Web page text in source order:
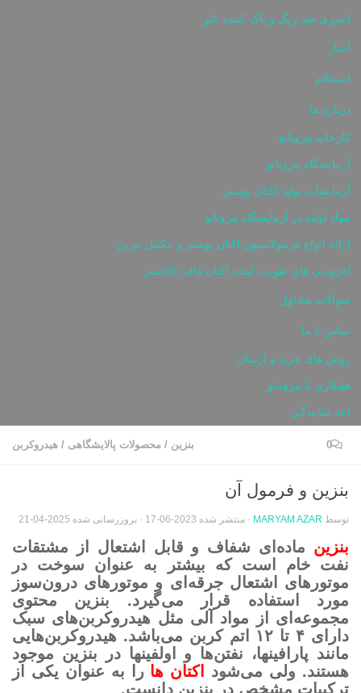
اسپری ضد زنگ و پاک کننده نانو
اخبار
استعلام
درباره ما
کارخانه پترونانو
آزمایشگاه پترونانو
آزمایشات تولید اکتان بوستر
مواد اولیه در آزمایشگاه پترونانو
ارائه انواع فرمولاسیون اکتان بوستر و مکمل بنزین
افزودنی های تقویت کننده اکتان فاقد خاکستر
سوالات متداول
تماس با ما
روش های خرید و ارسال
همکاری با پترونانو
اخذ نمایندگی
بنزین / محصولات پالایشگاهی / هیدروکربن 0
بنزین و فرمول آن
توسط MARYAM AZAR · منتشر شده 2023-06-17 · بروزرسانی شده 2025-04-21
بنزین ماده‌ای شفاف و قابل اشتعال از مشتقات
نفت‌ خام است که بیشتر به عنوان سوخت در
موتورهای اشتعال جرقه‌ای و موتورهای درون‌سوز
مورد استفاده قرار می‌گیرد. بنزین محتوی
مجموعه‌ای از مواد آلی مثل هیدروکربن‌های سبک
دارای ۴ تا ۱۲ اتم کربن می‌باشد. هیدروکربن‌هایی
مانند پارافینها، نفتن‌ها و اولفینها در بنزین موجود
هستند. ولی می‌شود
اکتان ها را به عنوان یکی از
ترکیبات مشخص در بنزین دانست.